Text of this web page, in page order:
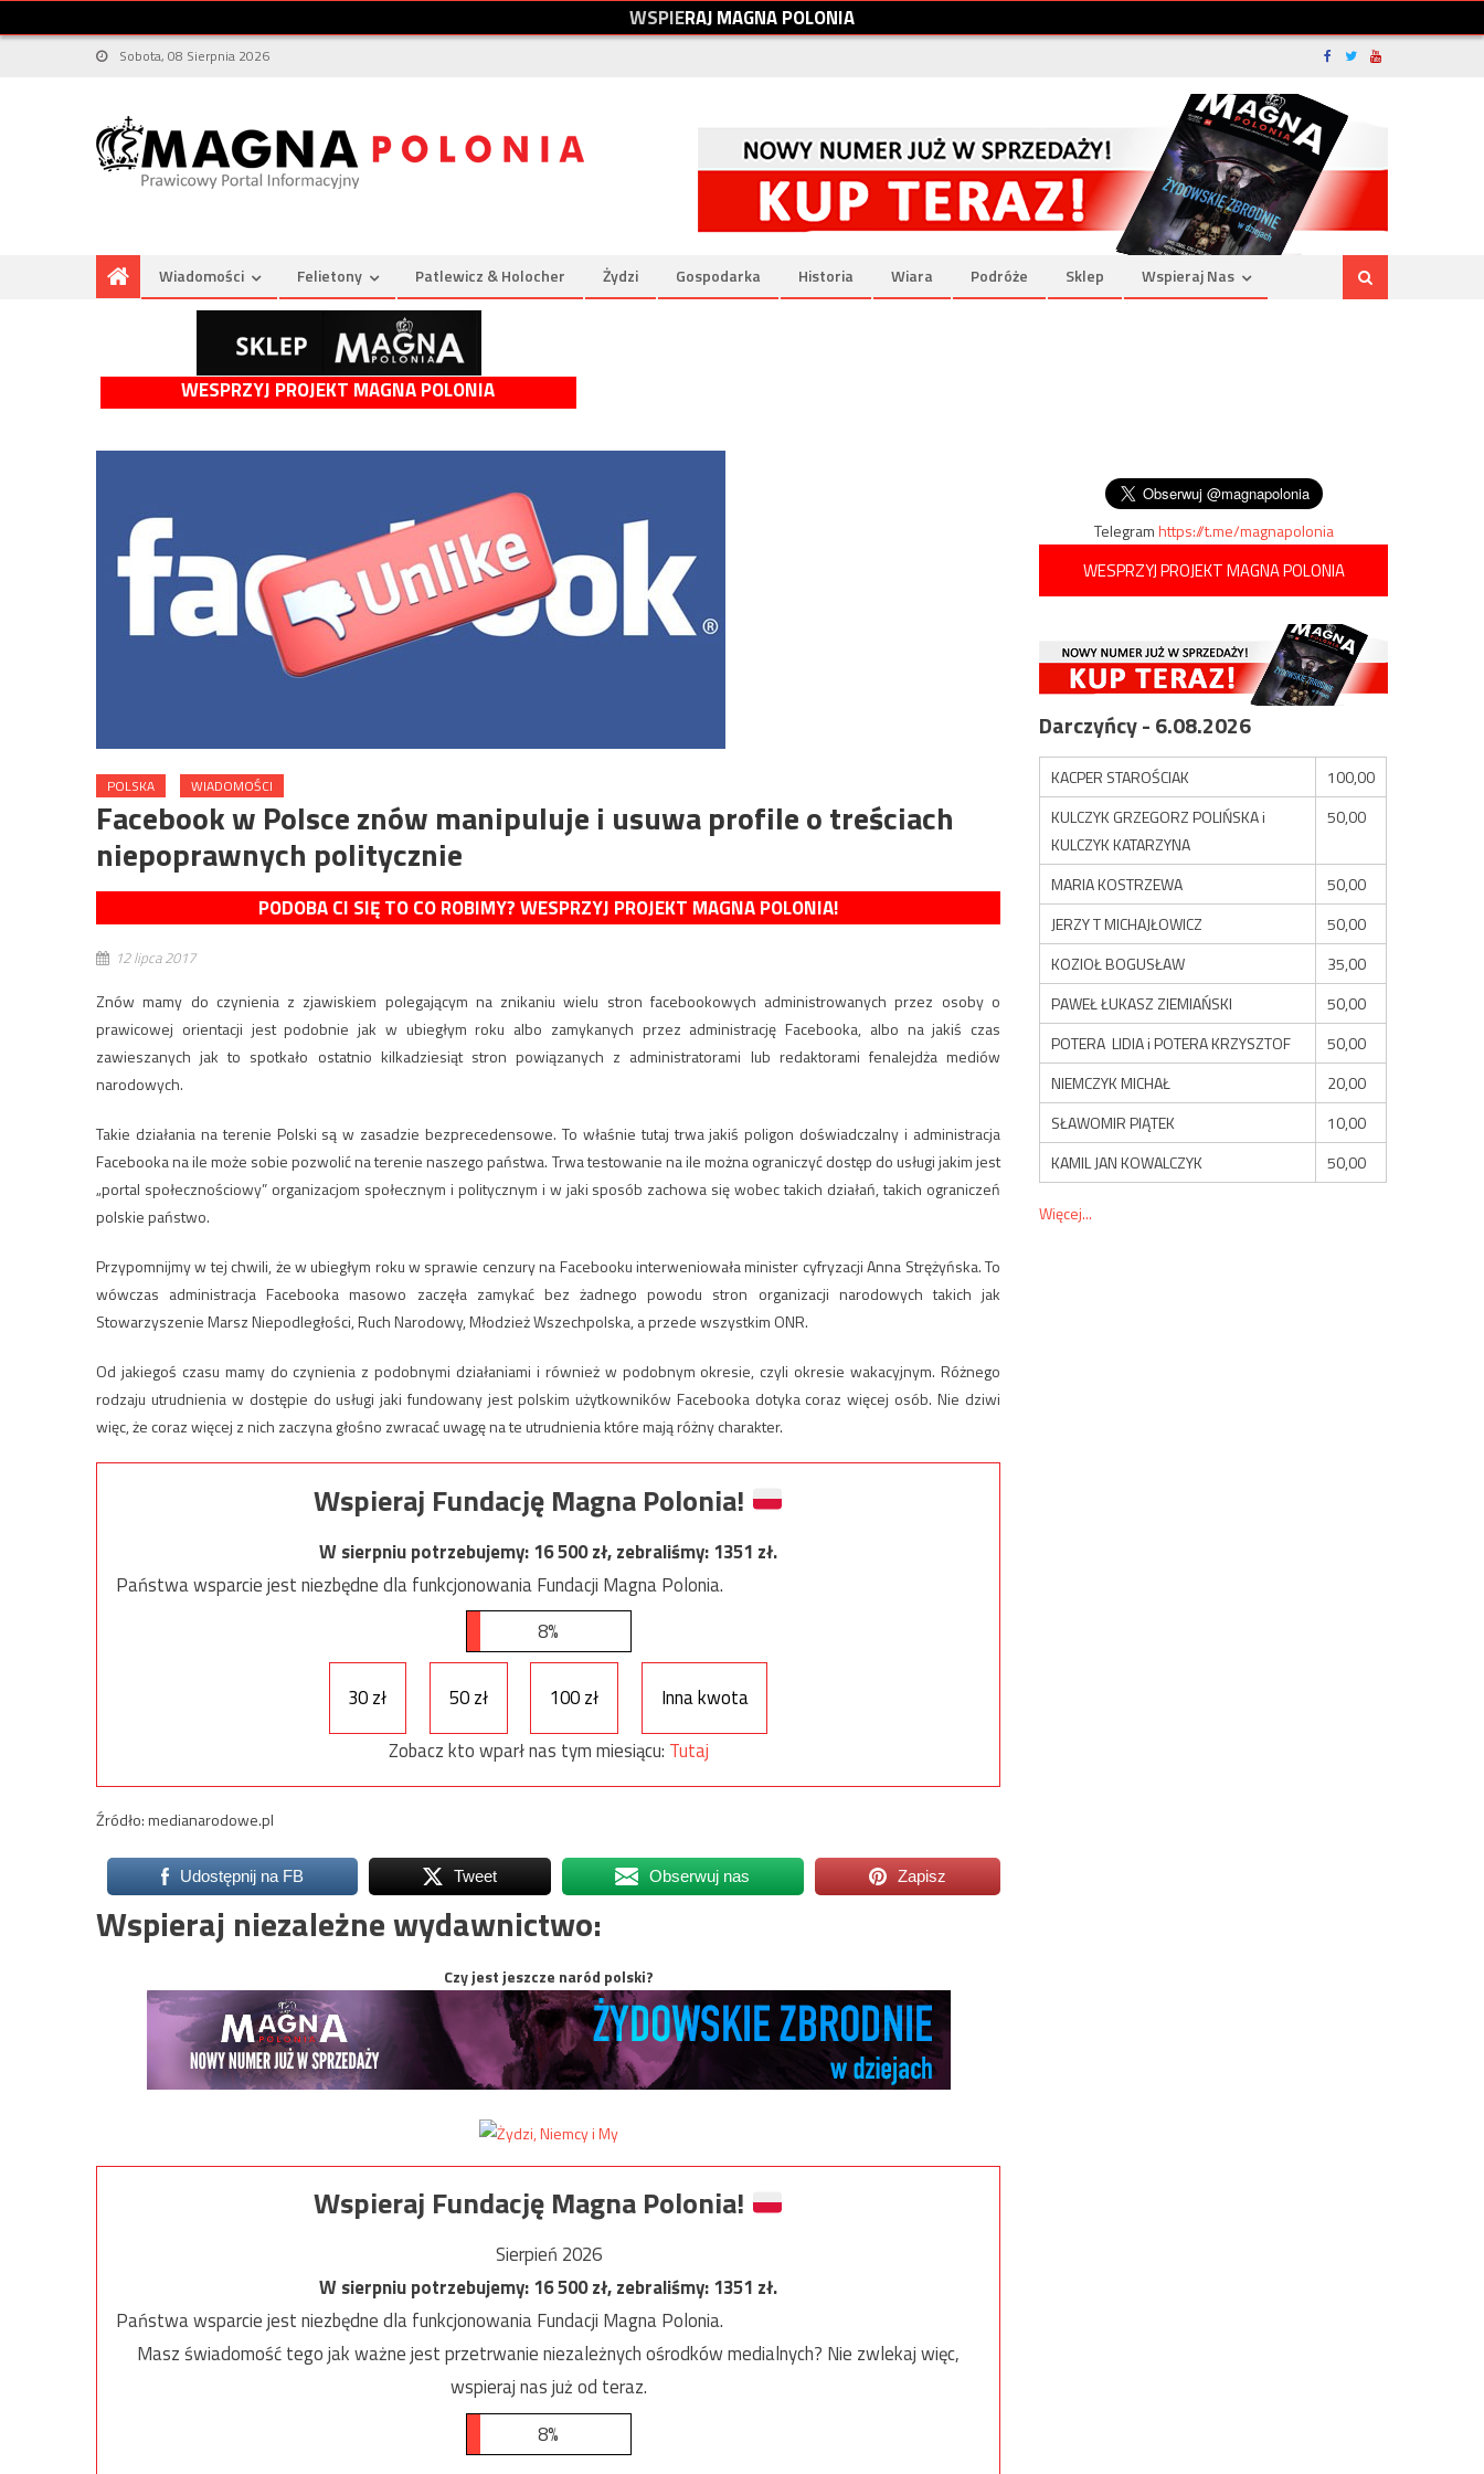
WSPIERAJMAGNAPOLONIA
Sobota, 08 Sierpnia 2026
Wiadomości Felietony Patlewicz & Holocher Żydzi Gospodarka Historia Wiara Podróże Sklep Wspieraj Nas
WESPRZYJ PROJEKT MAGNA POLONIA
POLSKA WIADOMOŚCI
Facebook w Polsce znów manipuluje i usuwa profile o treściach
niepoprawnych politycznie
PODOBA CI SIĘ TO CO ROBIMY? WESPRZYJ PROJEKT MAGNA POLONIA!
12 lipca 2017
Znów mamy do czynienia z zjawiskiem polegającym na znikaniu wielu stron facebookowych administrowanych przez osoby o
prawicowej orientacji jest podobnie jak w ubiegłym roku albo zamykanych przez administrację Facebooka, albo na jakiś czas
zawieszanych jak to spotkało ostatnio kilkadziesiąt stron powiązanych z administratorami lub redaktorami fenalejdża mediów
narodowych.
Takie działania na terenie Polski są w zasadzie bezprecedensowe. To właśnie tutaj trwa jakiś poligon doświadczalny i administracja
Facebooka na ile może sobie pozwolić na terenie naszego państwa. Trwa testowanie na ile można ograniczyć dostęp do usługi jakim jest
„portal społecznościowy” organizacjom społecznym i politycznym i w jaki sposób zachowa się wobec takich działań, takich ograniczeń
polskie państwo.
Przypomnijmy w tej chwili, że w ubiegłym roku w sprawie cenzury na Facebooku interweniowała minister cyfryzacji Anna Strężyńska. To
wówczas administracja Facebooka masowo zaczęła zamykać bez żadnego powodu stron organizacji narodowych takich jak
Stowarzyszenie Marsz Niepodległości, Ruch Narodowy, Młodzież Wszechpolska, a przede wszystkim ONR.
Od jakiegoś czasu mamy do czynienia z podobnymi działaniami i również w podobnym okresie, czyli okresie wakacyjnym. Różnego
rodzaju utrudnienia w dostępie do usługi jaki fundowany jest polskim użytkowników Facebooka dotyka coraz więcej osób. Nie dziwi
więc, że coraz więcej z nich zaczyna głośno zwracać uwagę na te utrudnienia które mają różny charakter.
Wspieraj Fundację Magna Polonia!
W sierpniu potrzebujemy:16 500zł, zebraliśmy:1351 zł.
Państwa wsparcie jest niezbędne dla funkcjonowania Fundacji Magna Polonia.
8%
30 zł 50 zł 100 zł
Inna kwota
Zobacz kto wparł nas tym miesiącu: Tutaj
Źródło: medianarodowe.pl
Udostępnij na FB Tweet Obserwuj nas Zapisz
Wspieraj niezależne wydawnictwo:
Czy jest jeszcze naród polski?
Wspieraj Fundację Magna Polonia!
Sierpień 2026
W sierpniu potrzebujemy:16 500zł, zebraliśmy:1351 zł.
Państwa wsparcie jest niezbędne dla funkcjonowania Fundacji Magna Polonia.
Masz świadomość tego jak ważne jest przetrwanie niezależnych ośrodków medialnych? Nie zwlekaj więc,
wspieraj nas już od teraz.
8%
Telegramhttps://t.me/magnapolonia
WESPRZYJ PROJEKT MAGNA POLONIA
Darczyńcy - 6.08.2026
KACPER STAROŚCIAK
100,00
KULCZYK GRZEGORZ POLIŃSKA i
KULCZYK KATARZYNA
50,00
MARIA KOSTRZEWA
50,00
JERZY T MICHAJŁOWICZ
50,00
KOZIOŁ BOGUSŁAW
35,00
PAWEŁ ŁUKASZ ZIEMIAŃSKI
50,00
POTERA LIDIA i POTERA KRZYSZTOF
50,00
NIEMCZYK MICHAŁ
20,00
SŁAWOMIR PIĄTEK
10,00
KAMIL JAN KOWALCZYK
50,00
Więcej...